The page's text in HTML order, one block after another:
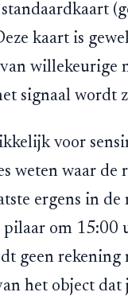
kaart is
willekeurige
signaal wordt
voor
weten waar de
ergens in de
om 15:00
geen rekening
het object